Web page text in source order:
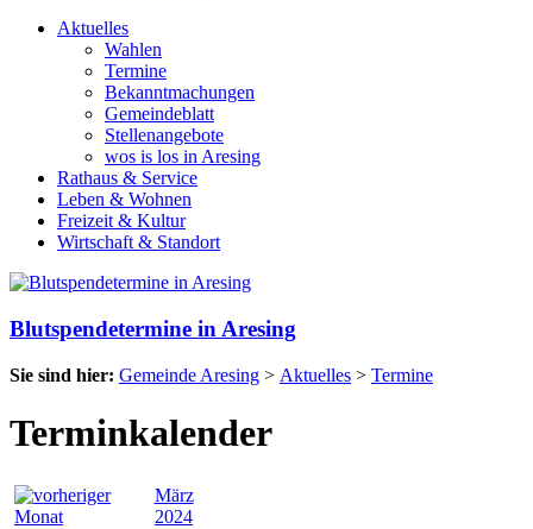
Aktuelles
Wahlen
Termine
Bekanntmachungen
Gemeindeblatt
Stellenangebote
wos is los in Aresing
Rathaus & Service
Leben & Wohnen
Freizeit & Kultur
Wirtschaft & Standort
Blutspendetermine in Aresing
Sie sind hier: Gemeinde Aresing > Aktuelles > Termine
Terminkalender
März
2024